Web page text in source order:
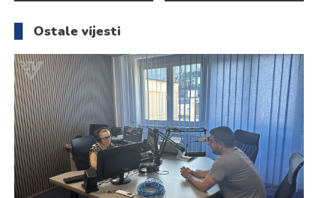
članaka
Ostale vijesti